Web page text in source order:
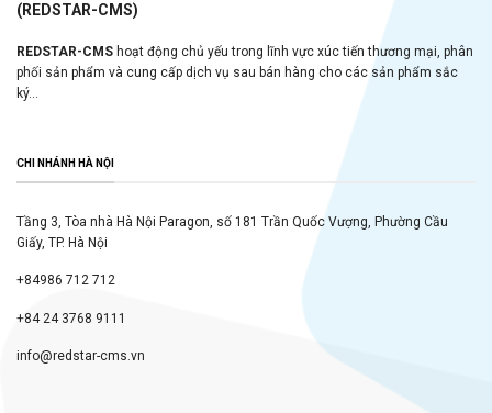
(REDSTAR-CMS)
REDSTAR-CMS hoạt động chủ yếu trong lĩnh vực xúc tiến thương mại, phân
phối sản phẩm và cung cấp dịch vụ sau bán hàng cho các sản phẩm sắc
ký...
CHI NHÁNH HÀ NỘI
Tầng 3, Tòa nhà Hà Nội Paragon, số 181 Trần Quốc Vượng, Phường Cầu
Giấy, TP. Hà Nội
+84986 712 712
+84 24 3768 9111
info@redstar-cms.vn